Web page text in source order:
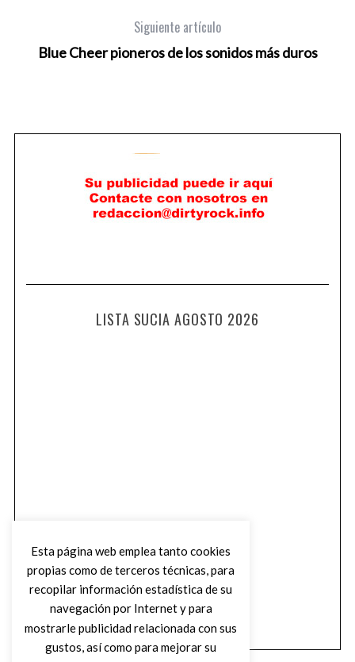
Siguiente artículo
Blue Cheer pioneros de los sonidos más duros
LISTA SUCIA AGOSTO 2026
Esta página web emplea tanto cookies
propias como de terceros técnicas, para
recopilar información estadística de su
navegación por Internet y para
mostrarle publicidad relacionada con sus
gustos, así como para mejorar su